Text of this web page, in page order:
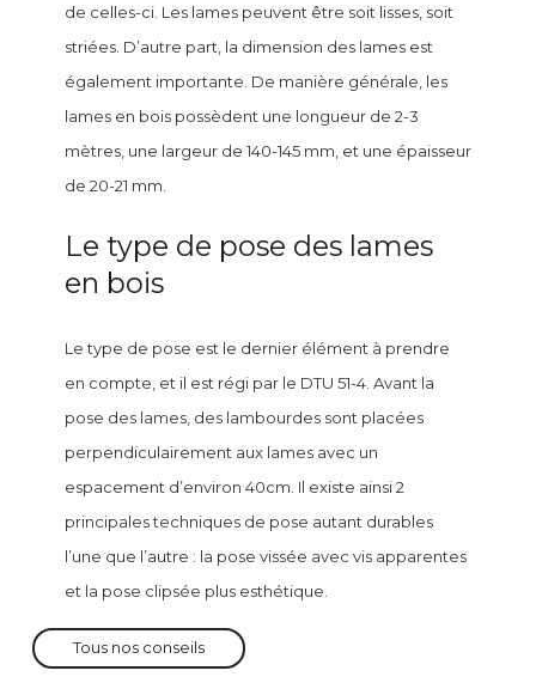
Tous nos conseils
de celles-ci. Les lames peuvent être soit lisses, soit
striées. D’autre part, la dimension des lames est
également importante. De manière générale, les
lames en bois possèdent une longueur de 2-3
mètres, une largeur de 140-145 mm, et une épaisseur
de 20-21 mm.
Le type de pose des lames
en bois
Le type de pose est le dernier élément à prendre
en compte, et il est régi par le DTU 51-4. Avant la
pose des lames, des lambourdes sont placées
perpendiculairement aux lames avec un
espacement d’environ 40cm. Il existe ainsi 2
principales techniques de pose autant durables
l’une que l’autre : la pose vissée avec vis apparentes
et la pose clipsée plus esthétique.